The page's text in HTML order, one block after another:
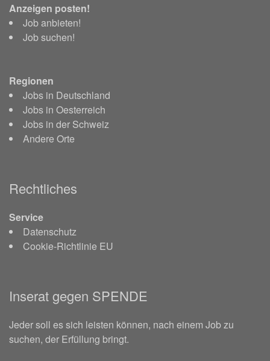
Anzeigen posten!
Job anbieten!
Job suchen!
Regionen
Jobs in Deutschland
Jobs in Oesterreich
Jobs in der Schweiz
Andere Orte
Rechtliches
Service
Datenschutz
Cookie-Richtlinie EU
Inserat gegen SPENDE
Jeder soll es sich leisten können, nach einem Job zu
suchen, der Erfüllung bringt.